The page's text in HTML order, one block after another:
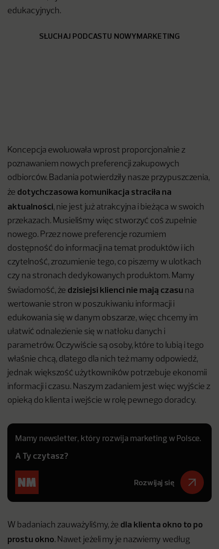
edukacyjnych.
SŁUCHAJ PODCASTU NOWYMARKETING
Koncepcja ewoluowała wprost proporcjonalnie z
poznawaniem nowych preferencji zakupowych
odbiorców. Badania potwierdziły nasze przypuszczenia,
że dotychczasowa komunikacja straciła na
aktualności, nie jest już atrakcyjna i bieżąca w swoich
przekazach. Musieliśmy więc stworzyć coś zupełnie
nowego. Przez nowe preferencje rozumiem
dostępność do informacji na temat produktów i ich
czytelność, zrozumienie tego, co piszemy w ulotkach
czy na stronach dedykowanych produktom. Mamy
świadomość, że dzisiejsi klienci nie mają czasu na
wertowanie stron w poszukiwaniu informacji i
edukowania się w danym obszarze, więc chcemy im
ułatwić odnalezienie się w natłoku danych i
parametrów. Oczywiście są osoby, które to lubią i tego
właśnie chcą, dlatego dla nich też mamy odpowiedź,
jednak większość użytkowników potrzebuje ekonomii
informacji i czasu. Naszym zadaniem jest więc wyjście z
opieką do klienta i wejście w rolę pewnego doradcy.
Mamy newsletter, który rozwija marketing w Polsce.
A Ty czytasz?
Rozwijaj się
W badaniach zauważyliśmy, że dla klienta okno to po
prostu okno. Nawet jeżeli my je nazwiemy według